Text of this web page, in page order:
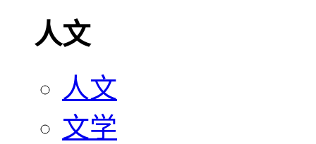
人文
人文
文学